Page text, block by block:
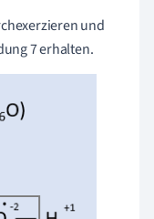
und
7 erhalten.